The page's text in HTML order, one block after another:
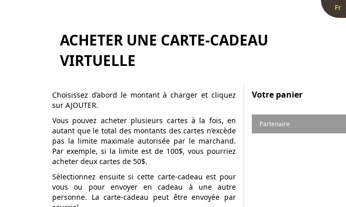
Fr
ACHETER UNE CARTE-CADEAU
VIRTUELLE
Choisissez d’abord le montant à charger et cliquez
sur AJOUTER.
Vous pouvez acheter plusieurs cartes à la fois, en
autant que le total des montants des cartes n’excède
pas la limite maximale autorisée par le marchand.
Par exemple, si la limite est de 100$, vous pourriez
acheter deux cartes de 50$.
Sélectionnez ensuite si cette carte-cadeau est pour
vous ou pour envoyer en cadeau à une autre
personne. La carte-cadeau peut être envoyée par
Votre panier
Partenaire